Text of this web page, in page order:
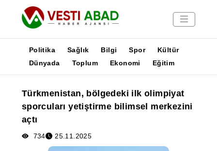
Yayınlar
Medya
Poster
Politika Sağlık Bilgi Spor
Kültür
Dünyada
Toplum Ekonomi Eğitim
Türkmenistan, bölgedeki ilk olimpiyat
sporcuları yetiştirme bilimsel merkezini
açtı
734 25.11.2025